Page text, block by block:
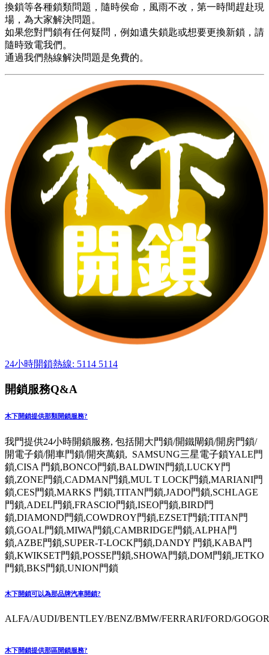
換鎖等各種鎖類問題，隨時侯命，風雨不改，第一時間趕赴現
場，為大家解決問題。
如果您對門鎖有任何疑問，例如遺失鎖匙或想要更換新鎖，請
隨時致電我們。
通過我們熱線解決問題是免費的。
24小時開鎖熱線: 5114 5114
開鎖服務Q&A
木下開鎖提供那類開鎖服務?
我門提供24小時開鎖服務, 包括開大門鎖/開鐵閘鎖/開房門鎖/
開電子鎖/開車門鎖/開夾萬鎖, SAMSUNG三星電子鎖YALE門
鎖,CISA 門鎖,BONCO門鎖,BALDWIN門鎖,LUCKY門
鎖,ZONE門鎖,CADMAN門鎖,MUL T LOCK門鎖,MARIANI門
鎖,CES門鎖,MARKS 門鎖,TITAN門鎖,JADO門鎖,SCHLAGE
門鎖,ADEL門鎖,FRASCIO門鎖,ISEO門鎖,BIRD門
鎖,DIAMOND門鎖,COWDROY門鎖,EZSET門鎖;TITAN門
鎖,GOAL門鎖,MIWA門鎖,CAMBRIDGE門鎖,ALPHA門
鎖,AZBE門鎖,SUPER-T-LOCK門鎖,DANDY 門鎖,KABA門
鎖,KWIKSET門鎖,POSSE門鎖,SHOWA門鎖,DOM門鎖,JETKO
門鎖,BKS門鎖,UNION門鎖
木下開鎖可以為那品牌汽車開鎖?
ALFA/AUDI/BENTLEY/BENZ/BMW/FERRARI/FORD/
木下開鎖提供那區開鎖服務?